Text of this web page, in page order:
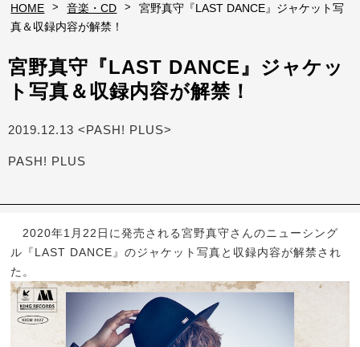
HOME > 音楽・CD >
宮野真守『LAST DANCE』ジャケット写
真＆収録内容が解禁！
宮野真守『LAST DANCE』ジャケッ
ト写真＆収録内容が解禁！
2019.12.13 <PASH! PLUS>
PASH! PLUS
2020年1月22日に発売される宮野真守さんのニューシング
ル『LAST DANCE』のジャケット写真と収録内容が解禁され
た。